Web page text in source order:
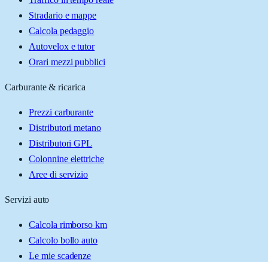
Stradario e mappe
Calcola pedaggio
Autovelox e tutor
Orari mezzi pubblici
Carburante & ricarica
Prezzi carburante
Distributori metano
Distributori GPL
Colonnine elettriche
Aree di servizio
Servizi auto
Calcola rimborso km
Calcolo bollo auto
Le mie scadenze